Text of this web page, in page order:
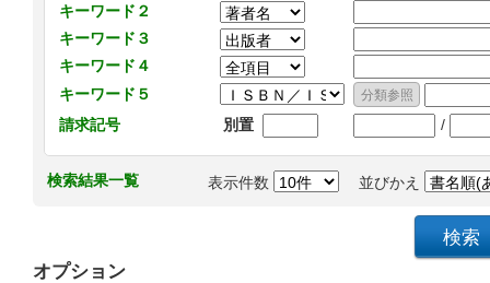
キーワード２
キーワード３
キーワード４
キーワード５
請求記号
別置 /
検索結果一覧 表示件数 並びかえ
オプション